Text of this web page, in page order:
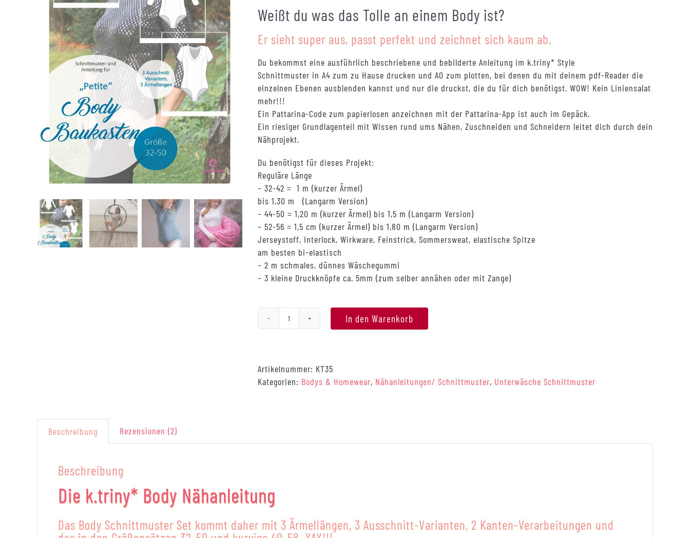
basierend
auf
Weißt du was das Tolle an einem Body ist?
Er sieht super aus, passt perfekt und zeichnet sich kaum ab.
Du bekommst eine ausführlich beschriebene und bebilderte Anleitung im k.triny* Style
Schnittmuster in A4 zum zu Hause drucken und A0 zum plotten, bei denen du mit deinem pdf-Reader die
einzelnen Ebenen ausblenden kannst und nur die druckst, die du für dich benötigst. WOW! Kein Liniensalat
mehr!!!
Ein Pattarina-Code zum papierlosen anzeichnen mit der Pattarina-App ist auch im Gepäck.
Ein riesiger Grundlagenteil mit Wissen rund ums Nähen, Zuschneiden und Schneidern leitet dich durch dein
Nähprojekt.
Du benötigst für dieses Projekt:
Reguläre Länge
– 32-42 = 1 m (kurzer Ärmel)
bis 1,30 m (Langarm Version)
– 44-50 = 1,20 m (kurzer Ärmel) bis 1,5 m (Langarm Version)
– 52-56 = 1,5 cm (kurzer Ärmel) bis 1,80 m (Langarm Version)
Jerseystoff, Interlock, Wirkware, Feinstrick, Sommersweat, elastische Spitze
am besten bi-elastisch
– 2 m schmales, dünnes Wäschegummi
– 3 kleine Druckknöpfe ca. 5mm (zum selber annähen oder mit Zange)
Body
50
Menge
In den Warenkorb
Artikelnummer: KT35
Kategorien: Bodys & Homewear, Nähanleitungen/ Schnittmuster, Unterwäsche Schnittmuster
Beschreibung Rezensionen (2)
Beschreibung
Die k.triny* Body Nähanleitung
Das Body Schnittmuster Set kommt daher mit 3 Ärmellängen, 3 Ausschnitt-Varianten, 2 Kanten-Verarbeitungen und